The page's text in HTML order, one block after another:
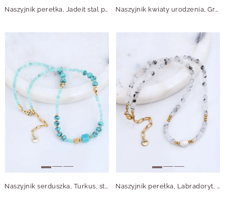
Naszyjnik perełka, Jadeit stal pozłacana S316178Z00 Naszyjnik kwiaty urodzenia, Grudniowy Narcyz, stal pozłacana S315661Z00
Naszyjnik serduszka, Turkus, stal pozłacana S315010Z00 Naszyjnik perełka, Labradoryt, stal pozłacana S316183Z00